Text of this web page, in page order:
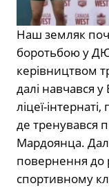
Наш земляк
боротьбою у
керівництвом
далі навчався
ліцеї-
де тренувався
Мардоянца.
повернення до
спортивному